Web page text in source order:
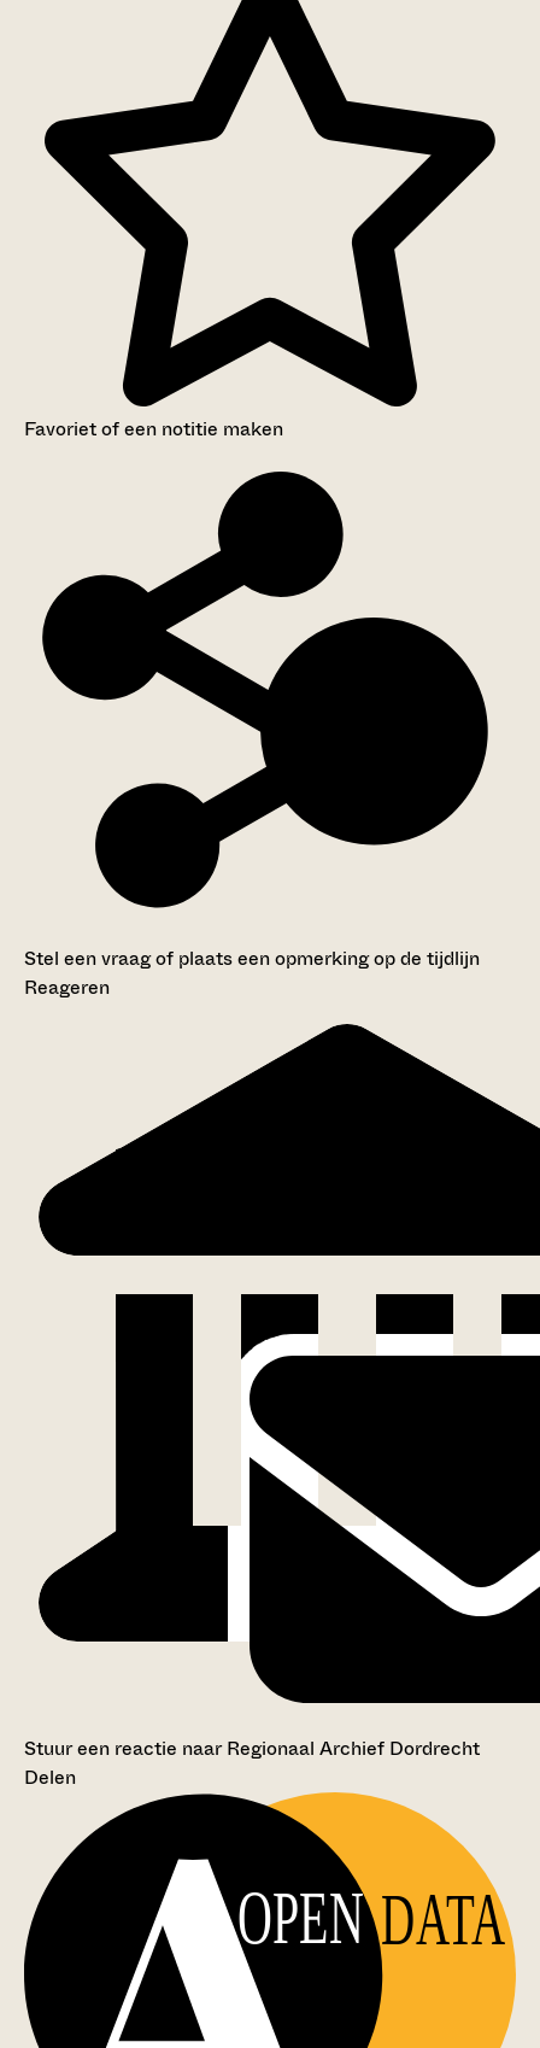
Favoriet of een notitie maken
Stel een vraag of plaats een opmerking op de tijdlijn
Reageren
Stuur een reactie naar Regionaal Archief Dordrecht
Delen
OPEN DATA